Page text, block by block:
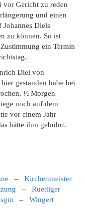
Gericht zu reden
und einen
Johannes Diels
zu können. So ist
ein Termin
Diel von
gestanden habe bei
½ Morgen
noch auf dem
vor einem Jahr
hätte ihm gebührt.
– Kirchenmeister
– Ruediger
– Wingert